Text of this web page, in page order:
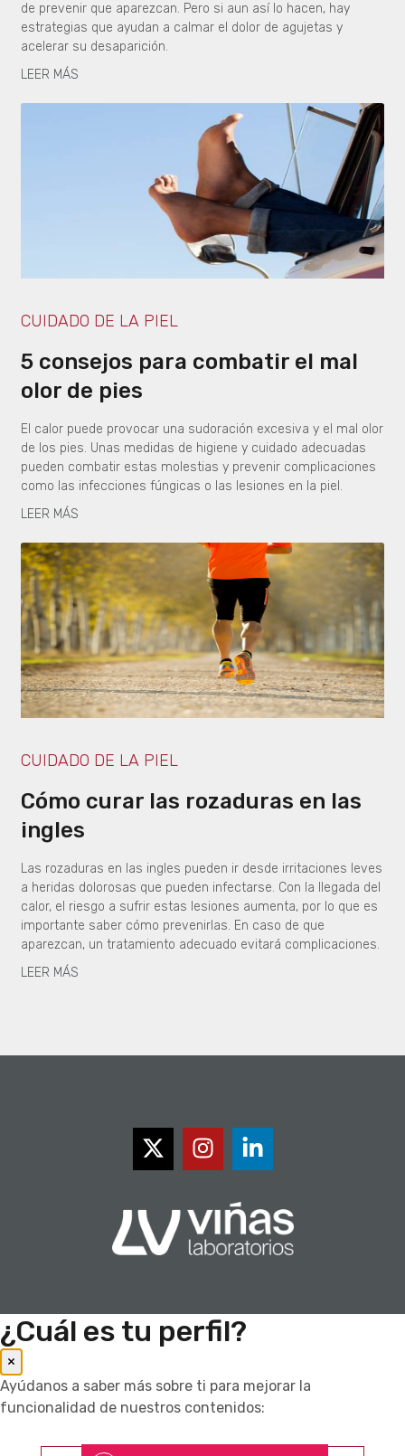
de prevenir que aparezcan. Pero si aun así lo hacen, hay
estrategias que ayudan a calmar el dolor de agujetas y
acelerar su desaparición.
LEER MÁS
CUIDADO DE LA PIEL
5 consejos para combatir el mal
olor de pies
El calor puede provocar una sudoración excesiva y el mal olor
de los pies. Unas medidas de higiene y cuidado adecuadas
pueden combatir estas molestias y prevenir complicaciones
como las infecciones fúngicas o las lesiones en la piel.
LEER MÁS
CUIDADO DE LA PIEL
Cómo curar las rozaduras en las
ingles
Las rozaduras en las ingles pueden ir desde irritaciones leves
a heridas dolorosas que pueden infectarse. Con la llegada del
calor, el riesgo a sufrir estas lesiones aumenta, por lo que es
importante saber cómo prevenirlas. En caso de que
aparezcan, un tratamiento adecuado evitará complicaciones.
LEER MÁS
¿Cuál es tu perfil?
×
Ayúdanos a saber más sobre ti para mejorar la
funcionalidad de nuestros contenidos: